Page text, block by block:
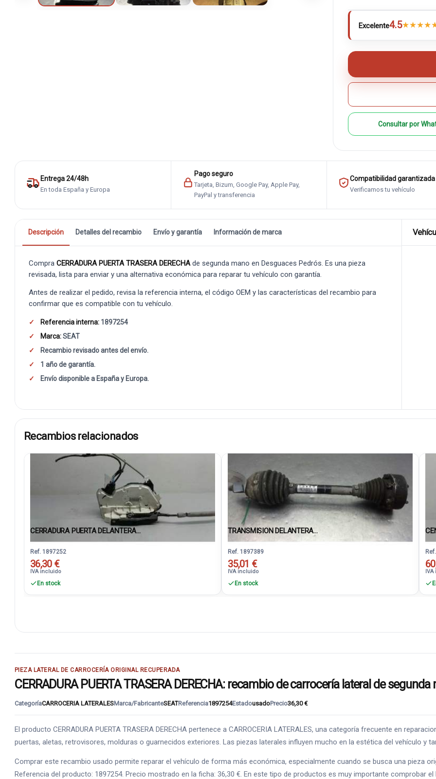
Excelente4.5★★★★
Consultar por
Entrega 24/48h
En toda España y Europa
Pago seguro
Tarjeta, Bizum, Google Pay, Apple Pay,
PayPal y transferencia
Compatibilidad garantizada
Verificamos tu vehículo
Descripción Detalles del recambio Envío y garantía Información de marca
Compra CERRADURA PUERTA TRASERA DERECHA de segunda mano en Desguaces Pedrós. Es una pieza
revisada, lista para enviar y una alternativa económica para reparar tu vehículo con garantía.
Antes de realizar el pedido, revisa la referencia interna, el código OEM y las características del recambio para
confirmar que es compatible con tu vehículo.
Referencia interna: 1897254
Marca:SEAT
Recambio revisado antes del envío.
1 año de garantía.
Envío disponible a España y Europa.
Recambios relacionados
CERRADURA PUERTA DELANTERA...
Ref. 1897252
36,30 €
IVA incluido
En stock
TRANSMISION DELANTERA...
Ref. 1897389
35,01 €
IVA incluido
En stock
PIEZA LATERAL DE CARROCERÍA ORIGINAL RECUPERADA
CERRADURA PUERTA TRASERA DERECHA: recambio de carrocería lateral de segunda
CategoríaCARROCERIA LATERALESMarca/FabricanteSEATReferencia1897254EstadousadoPrecio36,30 €
El producto CERRADURA PUERTA TRASERA DERECHA pertenece a CARROCERIA LATERALES, una categoría frecuente en
puertas, aletas, retrovisores, molduras o guarnecidos exteriores. Las piezas laterales influyen mucho en la estética del vehículo y
Comprar este recambio usado permite reparar el vehículo de forma más económica, especialmente cuando se busca una pieza
Referencia del producto: 1897254. Precio mostrado en la ficha: 36,30 €. En este tipo de productos es muy importante comprobar